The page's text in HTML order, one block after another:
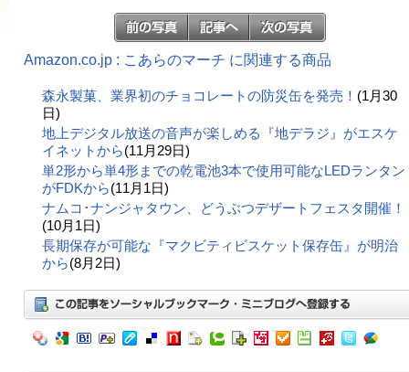
Amazon.co.jp : こあらのマーチ に関連する商品
森永製菓、業界初のチョコレートの防災缶を発売！ (1月30
日)
地上デジタル放送の音声が楽しめる『地デラジ』がエスケ
イネットから(11月29日)
単2形から単4形までの乾電池3本で使用可能なLEDランタン
がFDKから(11月1日)
ナムコ･ナンジャタウン、どうぶつデザートフェスタ開催！
(10月1日)
長期保存が可能な『マクビティビスケット保存缶』が明治
から(8月2日)